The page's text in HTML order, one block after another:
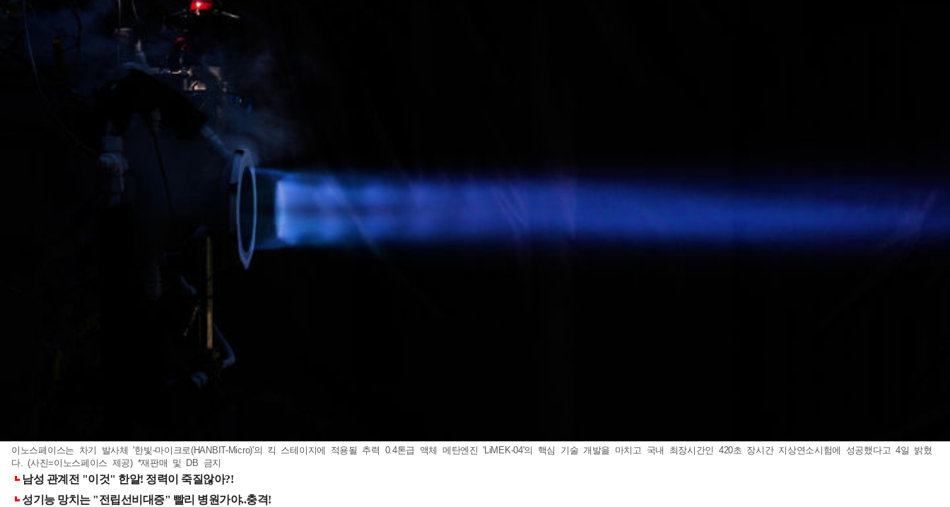
이노스페이스는 차기 발사체 '한빛-마이크로(HANBIT-Micro)'의 킥 스테이지에 적용될 추력 0.4톤급 액체 메탄엔진 'LiMEK-04'의 핵심 기술 개발을 마치고 국내 최장시간인 420초 장시간 지상연소시험에 성공했다고 4일 밝혔
다. (사진=이노스페이스 제공) *재판매 및 DB 금지